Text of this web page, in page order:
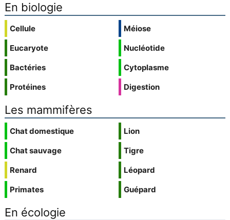
En biologie
Cellule
Eucaryote
Bactéries
Protéines
Méiose
Nucléotide
Cytoplasme
Digestion
Les mammifères
Chat domestique
Chat sauvage
Renard
Primates
Lion
Tigre
Léopard
Guépard
En écologie